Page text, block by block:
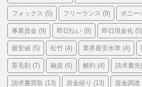
フォックス (5) フリーランス (9) ポニー
事業資金 (9) 即日払い (8) 即日現金化 (5)
最安値 (5) 松竹 (4) 業界最安水準 (4)
育毛剤 (7) 融資 (5) 解約 (4) 請求書先
請求書買取 (13) 資金繰り (13) 資金調達